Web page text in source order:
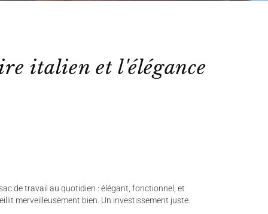
italien et l'élégance
de travail au quotidien : élégant, fonctionnel, et
merveilleusement bien. Un investissement juste.